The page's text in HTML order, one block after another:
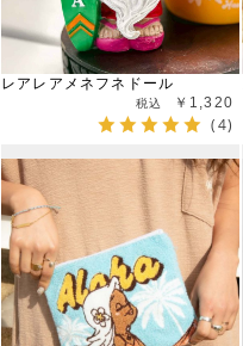
レアレアメネフネドール
￥1,320
(4)